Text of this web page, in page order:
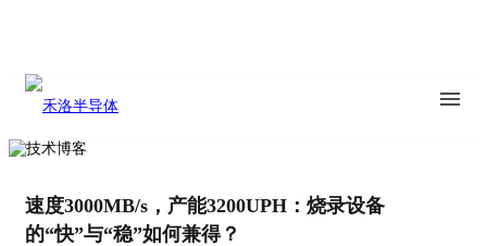
速度3000MB/s，产能3200UPH：烧录设备
的“快”与“稳”如何兼得？